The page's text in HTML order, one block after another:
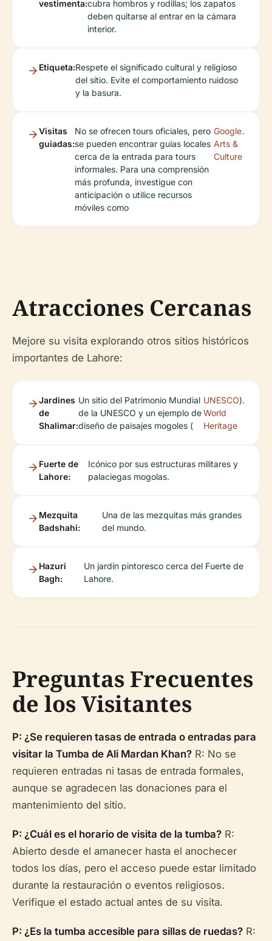
vestimenta:cubra hombros y rodillas; los zapatos
deben quitarse al entrar en la cámara
interior.
Etiqueta:Respete el significado cultural y religioso
del sitio. Evite el comportamiento ruidoso
y la basura.
Visitas
guiadas:
No se ofrecen tours oficiales, pero
se pueden encontrar guías locales
cerca de la entrada para tours
informales. Para una comprensión
más profunda, investigue con
anticipación o utilice recursos
móviles como
Google
Arts &
Culture
.
Atracciones Cercanas
Mejore su visita explorando otros sitios históricos
importantes de Lahore:
Jardines
de
Shalimar:
Un sitio del Patrimonio Mundial
de la UNESCO y un ejemplo de
diseño de paisajes mogoles (
UNESCO
World
Heritage
).
Fuerte de
Lahore:
Icónico por sus estructuras militares y
palaciegas mogolas.
Mezquita
Badshahi:
Una de las mezquitas más grandes
del mundo.
Hazuri
Bagh:
Un jardín pintoresco cerca del Fuerte de
Lahore.
Preguntas Frecuentes
de los Visitantes
P: ¿Se requieren tasas de entrada o entradas para
visitar la Tumba de Ali Mardan Khan? R: No se
requieren entradas ni tasas de entrada formales,
aunque se agradecen las donaciones para el
mantenimiento del sitio.
P: ¿Cuál es el horario de visita de la tumba? R:
Abierto desde el amanecer hasta el anochecer
todos los días, pero el acceso puede estar limitado
durante la restauración o eventos religiosos.
Verifique el estado actual antes de su visita.
P: ¿Es la tumba accesible para sillas de ruedas? R: